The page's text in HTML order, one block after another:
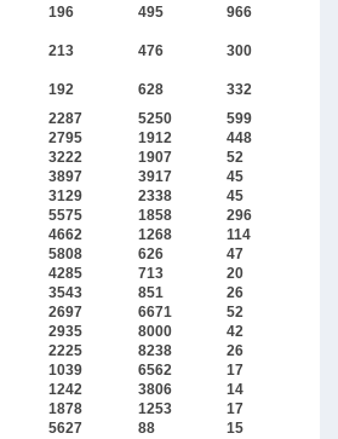
196 495 966
213 476 300
192 628 332
2287 5250 599
2795 1912 448
3222 1907 52
3897 3917 45
3129 2338 45
5575 1858 296
4662 1268 114
5808 626 47
4285 713 20
3543 851 26
2697 6671 52
2935 8000 42
2225 8238 26
1039 6562 17
1242 3806 14
1878 1253 17
5627 88 15